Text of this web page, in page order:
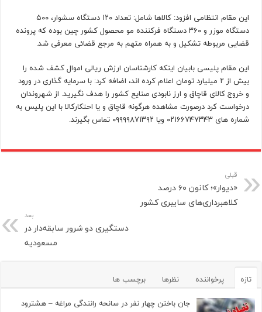
این مقام انتظامی افزود: کالاها شامل: تعداد ۱۲۰ دستگاه سشوار، ۵۰۰
دستگاه موزر و ۳۶۰ دستگاه فرکننده مو محصول کشور چین بوده که پرونده
قضایی مربوطه تشکیل و به همراه متهم به مرجع قضائی معرفی شد.
این مقام پلیسی بابیان اینکه کارشناسان ارزش ریالی اموال کشف شده را
بیش از ۲ میلیارد تومان اعلام کرده اند، اضافه کرد: با سرمایه گذاری در ورود
و خروج کالای قاچاق و ارز نابودی صنایع کشور را هدف نگیرید. از شهروندان
درخواست کرد درصورت مشاهده هرگونه قاچاق و یا احتکارکالا با این پلیس به
شماره های ۰۲۱۶۶۷۴۷۳۴۳ ویا ۰۹۹۹۹۸۷۱۳۹۲ تماس بگیرند.
قبلی
«دیوار»؛ کانون ۶۰ درصد
کلاهبرداری‌های سایبری کشور
بعد
دستگیری دو شرور سابقه‌دار در
مسعودیه
تازه پرخواننده نظرها
برچسب ها
جان باختن چهار نفر در سانحه رانندگی مراغه – هشترود